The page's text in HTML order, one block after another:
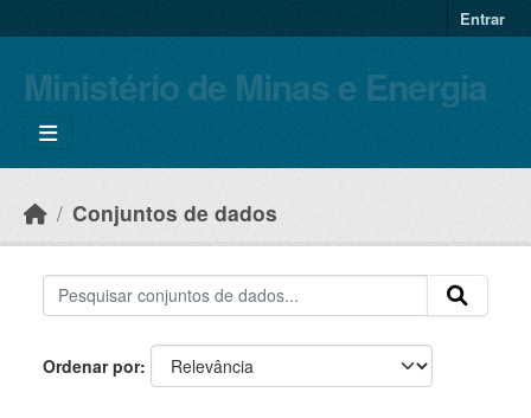
Entrar
Ministério de Minas e Energia
Conjuntos de dados
Ordenar por